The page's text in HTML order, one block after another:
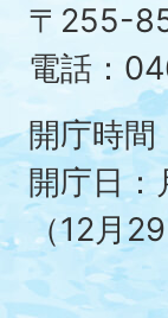
〒255-
電話：
開庁時
開庁日
（12月